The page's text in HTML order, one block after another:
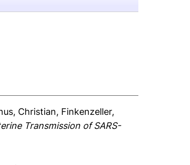
Christian, Finkenzeller,
Transmission of SARS-